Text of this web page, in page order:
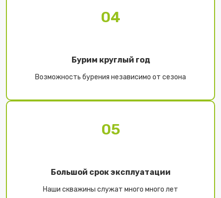
04
Бурим круглый год
Возможность бурения независимо от сезона
05
Большой срок эксплуатации
Наши скважины служат много много лет